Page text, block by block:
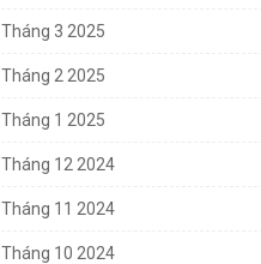
Tháng 3 2025
Tháng 2 2025
Tháng 1 2025
Tháng 12 2024
Tháng 11 2024
Tháng 10 2024